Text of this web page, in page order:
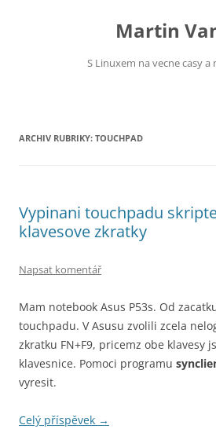
Martin
S Linuxem na vecne casy a
ARCHIV RUBRIKY: TOUCHPAD
Vypinani touchpadu
klavesove zkratky
Napsat komentář
Mam notebook Asus P53s. Od
touchpadu. V Asusu zvolili zcela
zkratku FN+F9, pricemz obe klavesy
klavesnice. Pomoci programu
vyresit.
Celý příspěvek →